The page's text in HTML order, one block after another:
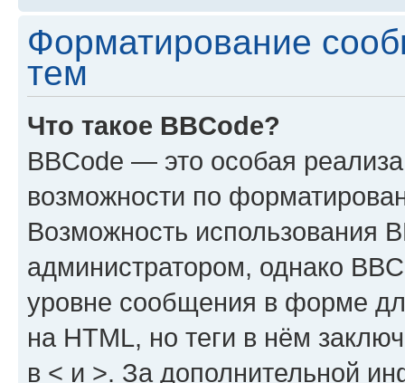
Форматирование
тем
Что такое BBCode?
BBCode — это особая
возможности по
Возможность использования
администратором, однако
уровне сообщения в форме
на HTML, но теги в нём
в < и >. За дополнительной